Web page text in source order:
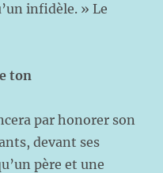
infidèle. » Le
ton
par honorer son
devant ses
père et une